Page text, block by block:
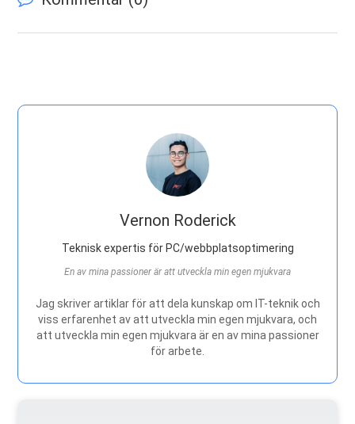
Vernon Roderick
Teknisk expertis för PC/webbplatsoptimering
En av mina passioner är att utveckla min egen mjukvara
Jag skriver artiklar för att dela kunskap om IT-teknik och
viss erfarenhet av att utveckla min egen mjukvara, och
att utveckla min egen mjukvara är en av mina passioner
för arbete.